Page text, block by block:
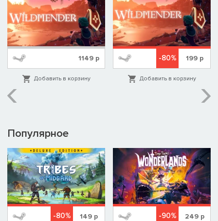
1149 р
Добавить в корзину
-80% 199р
Добавить в корзину
Популярное
-80% 149 р -90% 249р